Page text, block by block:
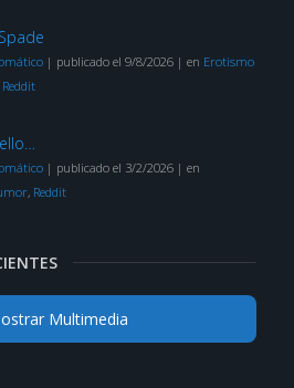
| publicado el 9/8/2026| en Erotismo
Reddit
| publicado el 3/2/2026| en
, Reddit
Multimedia